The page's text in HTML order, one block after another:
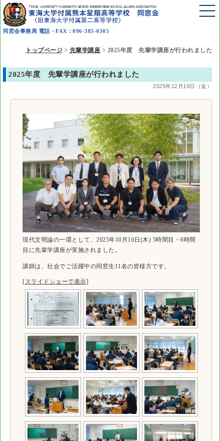
同窓会事務局 電話・FAX：096-385-0505
トップページ > 先輩学講座 > 2025年度 先輩学講座が行われました
2025年度 先輩学講座が行われました
2025年12月19日（金）
現代文明論の一環として、2025年10月16日(木) 5時間目・6時間
目に先輩学講座が実施されました。
講師は、社会でご活躍中の同窓生11名の皆様方です。
[スライドショーで表示]